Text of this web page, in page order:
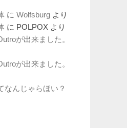
に Wolfsburg より
に POLPOX より
が出来ました。
が出来ました。
なんじゃらほい？